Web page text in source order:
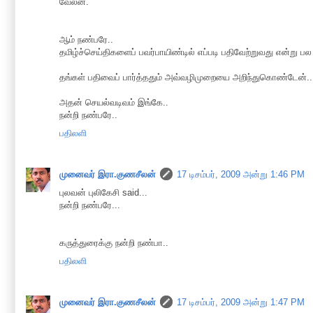
ஆம் நண்பரே..
தமிழ்ச்செய்திகளைப் பவர்பாயிண்டில் எப்படி பதிவேற்றுவது என்று பல
தங்கள் பதிவைப் பார்த்ததும் அவ்வழிமுறையை அறிந்துகொண்டேன்..
அதன் செயல்வடிவம் இங்கே..
நன்றி நண்பரே..
பதிலளி
முனைவர் இரா.குணசீலன்
17 டிசம்பர், 2009 அன்று 1:46 PM
புலவன் புலிகேசி said...
நன்றி நண்பரே...
கருத்துரைக்கு நன்றி நண்பா..
பதிலளி
முனைவர் இரா.குணசீலன்
17 டிசம்பர், 2009 அன்று 1:47 PM